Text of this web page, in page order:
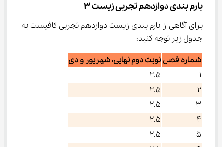
بارم بندی دوازدهم تجربی زیست ۳
برای آگاهی از بارم بندی زیست دوازدهم تجربی کافیست به
جدول زیر توجه کنید:
شماره فصل نوبت دوم نهایی، شهریور و دی
۱
۲.۵
۲
۲.۵
۳
۲.۵
۴
۲.۵
۵
۲.۵